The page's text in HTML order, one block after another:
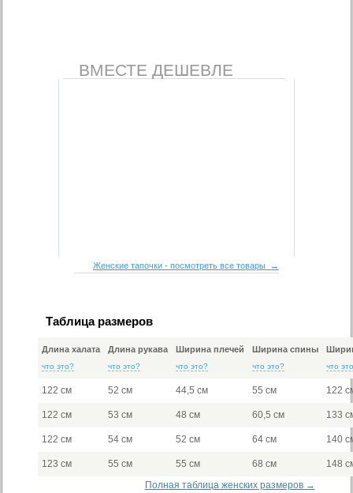
ВМЕСТЕ ДЕШЕВЛЕ
Женские тапочки - посмотреть все товары →
Таблица размеров
Длина халата
что это?
Длина рукава
что это?
Ширина плечей
что это?
Ширина спины
что это? что
122 см 52 см 44,5 см 55 см 122
122 см 53 см 48 см 60,5 см 133
122 см 54 см 52 см 64 см 140
123 см 55 см 55 см 68 см
148
Полная таблица женских размеров →